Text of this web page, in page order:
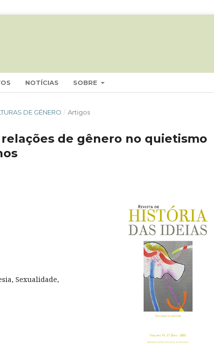
NOTÍCIAS SOBRE
DE GÉNERO / Artigos
de gênero no quietismo
Sexualidade,